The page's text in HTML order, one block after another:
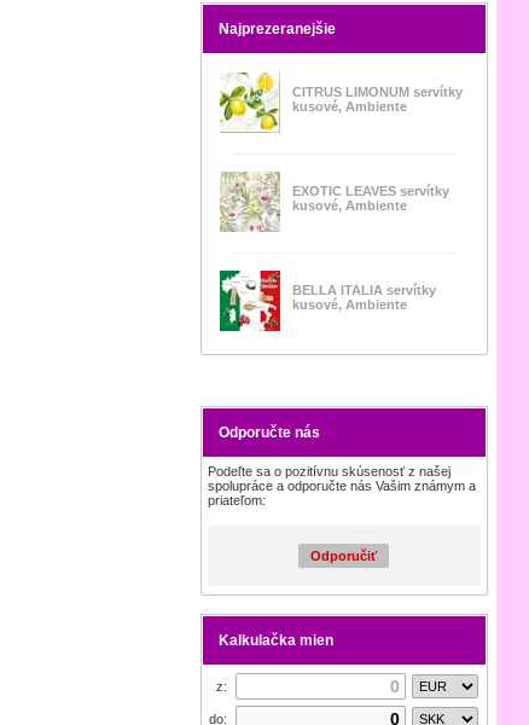
Najprezeranejšie
CITRUS LIMONUM servítky
kusové, Ambiente
EXOTIC LEAVES servítky
kusové, Ambiente
BELLA ITALIA servítky
kusové, Ambiente
Odporučte nás
Podeľte sa o pozitívnu skúsenosť z našej
spolupráce a odporučte nás Vašim známym a
priateľom:
Odporučiť
Kalkulačka mien
z:
do: